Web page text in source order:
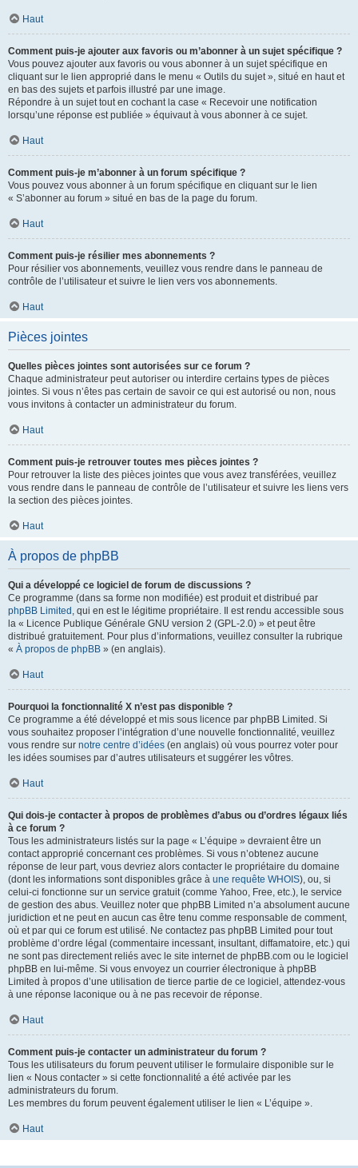
Haut
Comment puis-je ajouter aux favoris ou m’abonner à un sujet spécifique ?
Vous pouvez ajouter aux favoris ou vous abonner à un sujet spécifique en
cliquant sur le lien approprié dans le menu « Outils du sujet », situé en haut et
en bas des sujets et parfois illustré par une image.
Répondre à un sujet tout en cochant la case « Recevoir une notification
lorsqu’une réponse est publiée » équivaut à vous abonner à ce sujet.
Haut
Comment puis-je m’abonner à un forum spécifique ?
Vous pouvez vous abonner à un forum spécifique en cliquant sur le lien
« S’abonner au forum » situé en bas de la page du forum.
Haut
Comment puis-je résilier mes abonnements ?
Pour résilier vos abonnements, veuillez vous rendre dans le panneau de
contrôle de l’utilisateur et suivre le lien vers vos abonnements.
Haut
Pièces jointes
Quelles pièces jointes sont autorisées sur ce forum ?
Chaque administrateur peut autoriser ou interdire certains types de pièces
jointes. Si vous n’êtes pas certain de savoir ce qui est autorisé ou non, nous
vous invitons à contacter un administrateur du forum.
Haut
Comment puis-je retrouver toutes mes pièces jointes ?
Pour retrouver la liste des pièces jointes que vous avez transférées, veuillez
vous rendre dans le panneau de contrôle de l’utilisateur et suivre les liens vers
la section des pièces jointes.
Haut
À propos de phpBB
Qui a développé ce logiciel de forum de discussions ?
Ce programme (dans sa forme non modifiée) est produit et distribué par
phpBB Limited , qui en est le légitime propriétaire. Il est rendu accessible sous
la « Licence Publique Générale GNU version 2 (GPL-2.0) » et peut être
distribué gratuitement. Pour plus d’informations, veuillez consulter la rubrique
« À propos de phpBB » (en anglais).
Haut
Pourquoi la fonctionnalité X n’est pas disponible ?
Ce programme a été développé et mis sous licence par phpBB Limited. Si
vous souhaitez proposer l’intégration d’une nouvelle fonctionnalité, veuillez
vous rendre sur notre centre d’idées (en anglais) où vous pourrez voter pour
les idées soumises par d’autres utilisateurs et suggérer les vôtres.
Haut
Qui dois-je contacter à propos de problèmes d’abus ou d’ordres légaux liés
à ce forum ?
Tous les administrateurs listés sur la page « L’équipe » devraient être un
contact approprié concernant ces problèmes. Si vous n’obtenez aucune
réponse de leur part, vous devriez alors contacter le propriétaire du domaine
(dont les informations sont disponibles grâce à une requête WHOIS), ou, si
celui-ci fonctionne sur un service gratuit (comme Yahoo, Free, etc.), le service
de gestion des abus. Veuillez noter que phpBB Limited n’a absolument aucune
juridiction et ne peut en aucun cas être tenu comme responsable de comment,
où et par qui ce forum est utilisé. Ne contactez pas phpBB Limited pour tout
problème d’ordre légal (commentaire incessant, insultant, diffamatoire, etc.) qui
ne sont pas directement reliés avec le site internet de phpBB.com ou le logiciel
phpBB en lui-même. Si vous envoyez un courrier électronique à phpBB
Limited à propos d’une utilisation de tierce partie de ce logiciel, attendez-vous
à une réponse laconique ou à ne pas recevoir de réponse.
Haut
Comment puis-je contacter un administrateur du forum ?
Tous les utilisateurs du forum peuvent utiliser le formulaire disponible sur le
lien « Nous contacter » si cette fonctionnalité a été activée par les
administrateurs du forum.
Les membres du forum peuvent également utiliser le lien « L’équipe ».
Haut